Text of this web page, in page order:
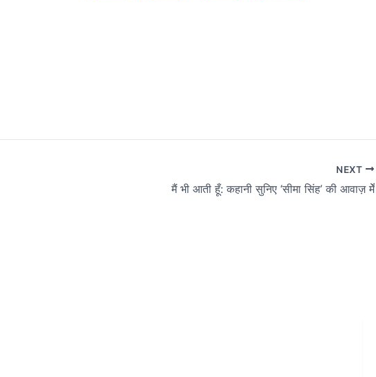
NEXT
मैं भी आती हूँ: कहानी सुनिए ‘सीमा सिंह’ की आवाज़ मेँ